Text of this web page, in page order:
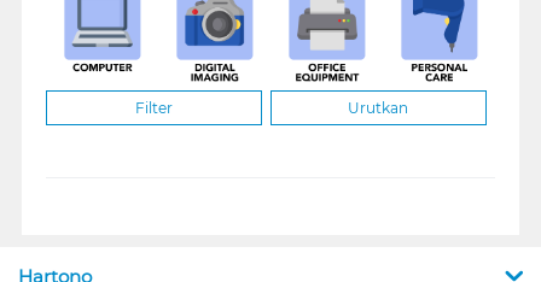
Filter Urutkan
Hartono